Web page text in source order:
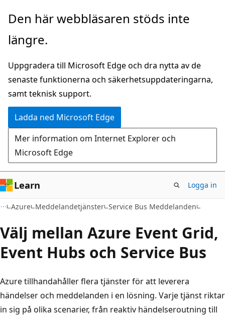
Hoppa
huvudinnehåll
Den här webbläsaren stöds inte
längre.
Uppgradera till Microsoft Edge och dra nytta av de
senaste funktionerna och säkerhetsuppdateringarna,
samt teknisk support.
Ladda ned Microsoft Edge
Mer information om Internet Explorer och
Microsoft Edge
Learn Logga in
Azure Meddelandetjänster Service Bus Meddelanden
Välj mellan Azure Event Grid,
Event Hubs och Service Bus
Azure tillhandahåller flera tjänster för att leverera
händelser och meddelanden i en lösning. Varje tjänst riktar
in sig på olika scenarier, från reaktiv händelseroutning till